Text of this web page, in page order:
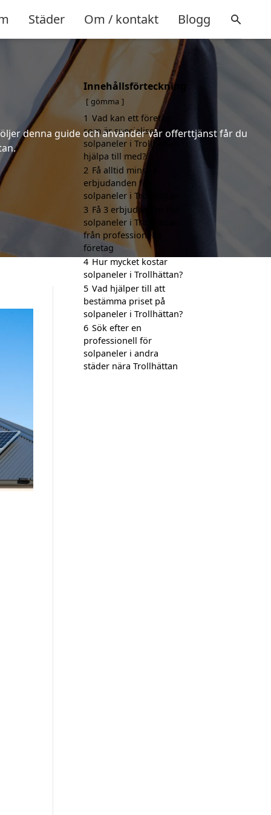
Städer Om / kontakt Blogg
denna guide och använder vår offerttjänst får du
Innehållsförteckning
gömma
1 Vad kan ett företag
som är specialiserat på
solpaneler i Trollhättan
hjälpa till med?
2 Få alltid minst 3
erbjudanden för
solpaneler i Trollhättan
3 Få 3 erbjudanden för
solpaneler i Trollhättan
från professionella
företag
4 Hur mycket kostar
solpaneler i Trollhättan?
5 Vad hjälper till att
bestämma priset på
solpaneler i Trollhättan?
6 Sök efter en
professionell för
solpaneler i andra
städer nära Trollhättan